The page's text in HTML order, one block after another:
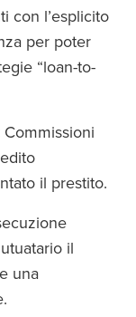
con l’esplicito
per poter
“loan-to-
Commissioni
il prestito.
il
una